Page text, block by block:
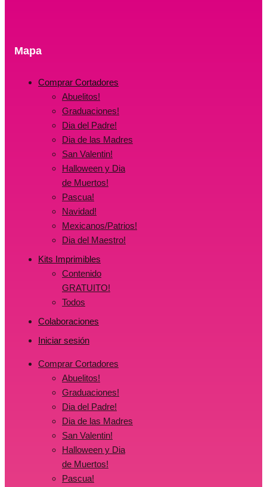
Mapa
Comprar Cortadores
Abuelitos!
Graduaciones!
Dia del Padre!
Dia de las Madres
San Valentin!
Halloween y Dia
de Muertos!
Pascua!
Navidad!
Mexicanos/Patrios!
Dia del Maestro!
Kits Imprimibles
Contenido
GRATUITO!
Todos
Colaboraciones
Iniciar sesión
Comprar Cortadores
Abuelitos!
Graduaciones!
Dia del Padre!
Dia de las Madres
San Valentin!
Halloween y Dia
de Muertos!
Pascua!